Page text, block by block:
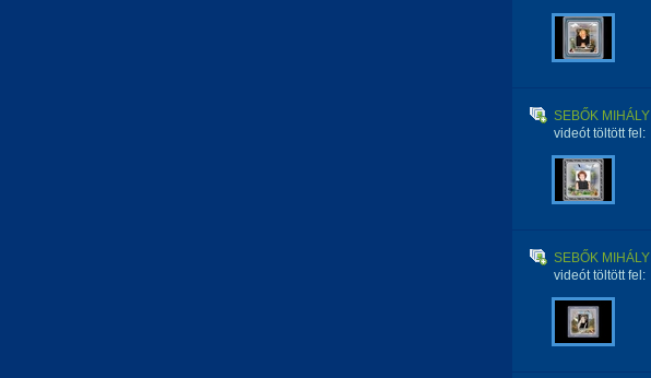
SEBŐK MIHÁLY
videót töltött fel:
SEBŐK MIHÁLY
videót töltött fel: